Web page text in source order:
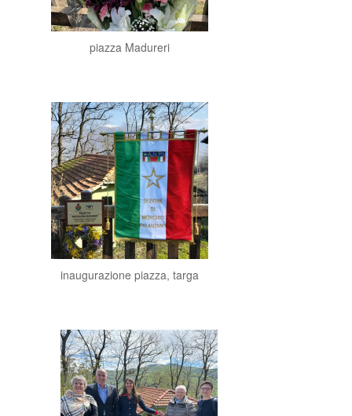
piazza Madureri
inaugurazione piazza, targa